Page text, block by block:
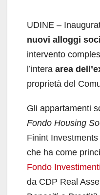
UDINE –
nuovi alloggi
intervento
l’intera area
proprietà del
Gli appartamenti
Fondo Housing
Finint
che ha come
Fondo
da CDP Real